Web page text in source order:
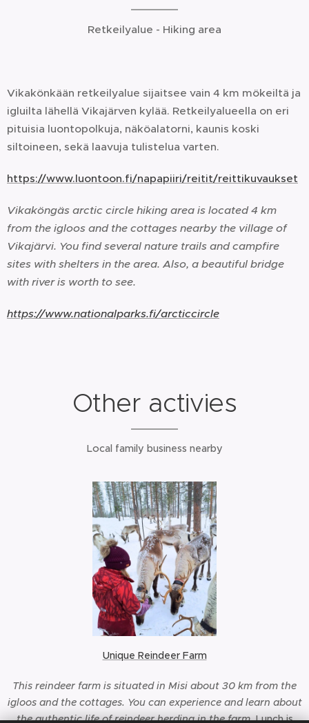
Retkeilyalue - Hiking area
Vikakönkään retkeilyalue sijaitsee vain 4 km mökeiltä ja
igluilta lähellä Vikajärven kylää. Retkeilyalueella on eri
pituisia luontopolkuja, näköalatorni, kaunis koski
siltoineen, sekä laavuja tulistelua varten.
https://www.luontoon.fi/napapiiri/reitit/reittikuvaukset
Vikaköngäs arctic circle hiking area is located 4 km
from the igloos and the cottages nearby the village of
Vikajärvi. You find several nature trails and campfire
sites with shelters in the area. Also, a beautiful bridge
with river is worth to see.
https://www.nationalparks.fi/arcticcircle
Other activies
Local family business nearby
Unique Reindeer Farm
This reindeer farm is situated in Misi about 30 km from the
igloos and the cottages. You can experience and learn about
the authentic life of reindeer herding in the farm.Lunch is